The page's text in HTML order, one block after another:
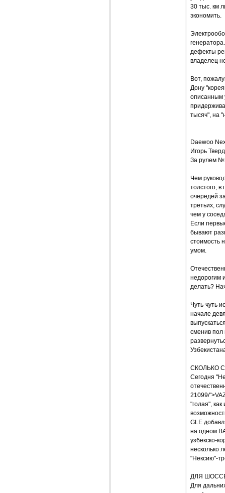
30 тыс. км
экономить.
дефекты
владелец
Вот,
Дону
описанным
тысяч", на
Daewoo
Игорь
За рулем
Чем
толстого,
очередей
третьих,
чем у
Если
бывают
стоимость
умом.
недорогим
делать?
Чуть-чуть
начале
сменив пол
СКОЛЬКО
Сегодня
21099/
"голая",
GLE
на одном
узбекско-
несколько
"Нексию"-
ДЛЯ
Для